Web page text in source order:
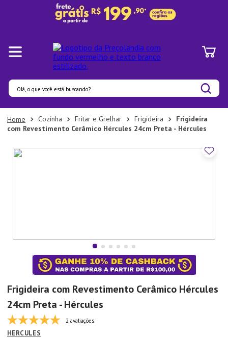
Olá, o que você está buscando?
Cozinha Fritar e Grelhar Frigideira
Frigideira
com Revestimento Cerâmico Hércules 24cm Preta - Hércules
Frigideira com Revestimento Cerâmico Hércules
24cm Preta - Hércules
2 avaliações
HERCULES
Termos mais buscados
1 º
Panelas
2º
Pratos
7º
Tapete
Aparelho Jantar
Xicara
10º Lixeira